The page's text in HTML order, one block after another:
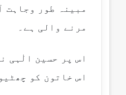
مبینہ طور وجاہت
مرنے والی ہے۔
اس پر حسین الٰہی
اس خاتون کو